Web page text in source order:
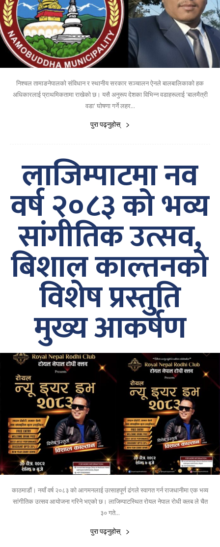
निश्चल तामाङनेपालको संविधान र स्थानीय सरकार सञ्चालन ऐनले बालबालिकाको हक
अधिकारलाई प्राथमिकतामा राखेको छ। यसै अनुरूप देशका विभिन्न वडाहरूलाई 'बालमैत्री
वडा' घोषणा गर्ने लहर...
पुरा पढ्नुहोस्
लाजिम्पाटमा नव
वर्ष २०८३ को भव्य
सांगीतिक उत्सव,
बिशाल काल्तनको
विशेष प्रस्तुति
मुख्य आकर्षण
काठमाडौं। नयाँ वर्ष २०८३ को आगमनलाई उत्साहपूर्ण ढंगले स्वागत गर्न राजधानीमा एक भव्य
सांगीतिक उत्सव आयोजना गरिने भएको छ। लाजिम्पाटस्थित रोयल नेपाल रोधी क्लब ले चैत
३० गते...
पुरा पढ्नुहोस्